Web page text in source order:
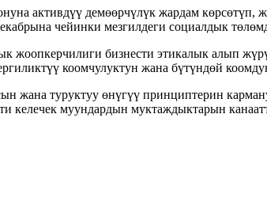
активдүү демөөрчүлүк жардам көрсөтүп,
чейинки мезгилдеги социалдык
жоопкерчилиги бизнести этикалык алып
коомчулуктун жана бүтүндөй
жана туруктуу өнүгүү принциптерин
келечек муундардын муктаждыктарын